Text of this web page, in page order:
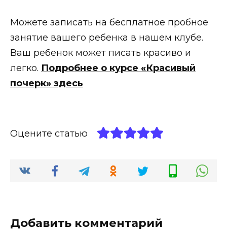
Можете записать на бесплатное пробное
занятие вашего ребенка в нашем клубе.
Ваш ребенок может писать красиво и
легко. Подробнее о курсе «Красивый
почерк» здесь
Оцените статью
Добавить комментарий